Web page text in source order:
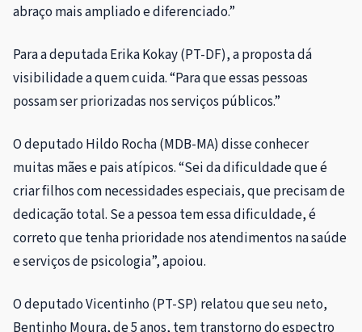
abraço mais ampliado e diferenciado.”
Para a deputada Erika Kokay (PT-DF), a proposta dá
visibilidade a quem cuida. “Para que essas pessoas
possam ser priorizadas nos serviços públicos.”
O deputado Hildo Rocha (MDB-MA) disse conhecer
muitas mães e pais atípicos. “Sei da dificuldade que é
criar filhos com necessidades especiais, que precisam de
dedicação total. Se a pessoa tem essa dificuldade, é
correto que tenha prioridade nos atendimentos na saúde
e serviços de psicologia”, apoiou.
O deputado Vicentinho (PT-SP) relatou que seu neto,
Bentinho Moura, de 5 anos, tem transtorno do espectro